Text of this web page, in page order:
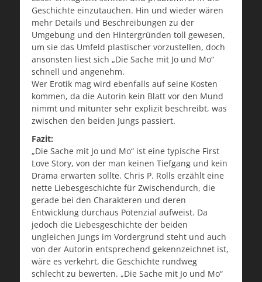
Geschichte einzutauchen. Hin und wieder wären
mehr Details und Beschreibungen zu der
Umgebung und den Hintergründen toll gewesen,
um sie das Umfeld plastischer vorzustellen, doch
ansonsten liest sich „Die Sache mit Jo und Mo“
schnell und angenehm.
Wer Erotik mag wird ebenfalls auf seine Kosten
kommen, da die Autorin kein Blatt vor den Mund
nimmt und mitunter sehr explizit beschreibt, was
zwischen den beiden Jungs passiert.
Fazit:
„Die Sache mit Jo und Mo“ ist eine typische First
Love Story, von der man keinen Tiefgang und kein
Drama erwarten sollte. Chris P. Rolls erzählt eine
nette Liebesgeschichte für Zwischendurch, die
gerade bei den Charakteren und deren
Entwicklung durchaus Potenzial aufweist. Da
jedoch die Liebesgeschichte der beiden
ungleichen Jungs im Vordergrund steht und auch
von der Autorin entsprechend gekennzeichnet ist,
wäre es verkehrt, die Geschichte rundweg
schlecht zu bewerten. „Die Sache mit Jo und Mo“